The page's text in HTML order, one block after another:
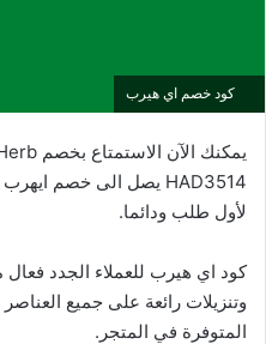
كود خصم اي هيرب
لأول طلب ودائما.
كود اي هيرب للعملاء الجدد
وتنزيلات رائعة على جميع
المتوفرة في المتجر.